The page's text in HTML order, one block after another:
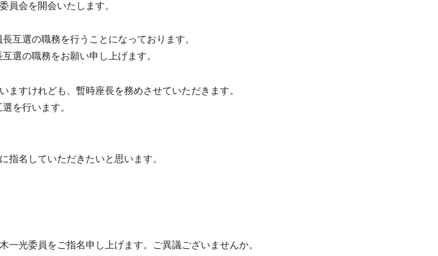
会を開会いたします。
互選の職務を行うことになっております。
選の職務をお願い申し上げます。
すけれども、暫時座長を務めさせていただきます。
を行います。
名していただきたいと思います。
光委員をご指名申し上げます。ご異議ございませんか。